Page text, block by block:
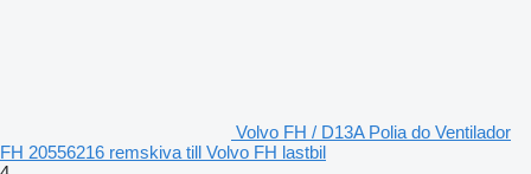
Volvo FH / D13A Polia do Ventilador
FH 20556216 remskiva till Volvo FH lastbil